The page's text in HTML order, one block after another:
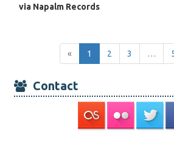
via Napalm Records
« 1 2 3 …
Contact